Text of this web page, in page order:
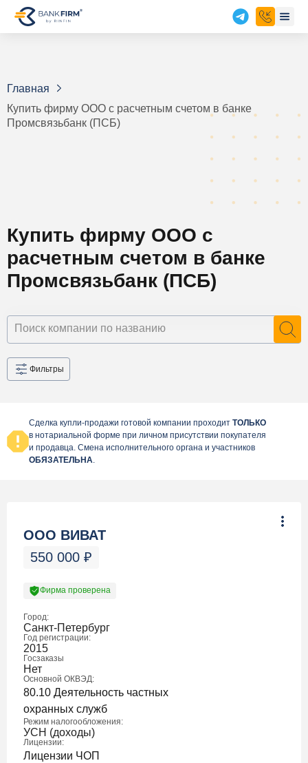
Главная
Купить фирму ООО с расчетным счетом в банке
Промсвязьбанк (ПСБ)
Купить фирму ООО с
расчетным счетом в банке
Промсвязьбанк (ПСБ)
Фильтры
Сделка купли-продажи готовой компании проходит ТОЛЬКО
в нотариальной форме при личном присутствии покупателя
и продавца. Смена исполнительного органа и участников
ОБЯЗАТЕЛЬНА
ООО ВИВАТ
550 000 ₽
Фирма проверена
Город:
Санкт-Петербург
Год регистрации:
2015
Госзаказы
Нет
Основной ОКВЭД:
80.10 Деятельность частных
охранных служб
Режим налогообложения:
УСН (доходы)
Лицензии:
Лицензии ЧОП